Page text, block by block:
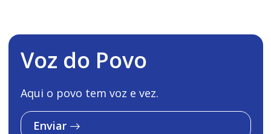
Voz do Povo
Aqui o povo tem voz e vez.
Enviar